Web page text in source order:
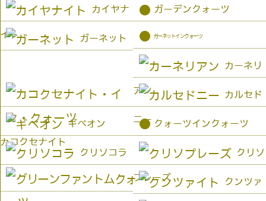
カイヤナ
イト
● ガーデンクォーツ
ガーネット ● ガーネットインクォーツ
カーネリ
アン
カコクセナイト
カルセド
ニー
ギベオン ● クォーツインクォーツ
クリソコラ クリソ
プレーズ クンツァ